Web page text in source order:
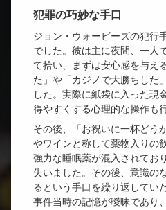
犯罪の巧妙な手口
ジョン・ウォービーズの犯行
でした。彼は主に夜間、一人
て拾い、まずは安心感を与え
た」や「カジノで大勝ちした
した。実際に紙袋に入った現
得やすくする心理的な操作も
その後、「お祝いに一杯どう
やワインと称して薬物入りの
強力な睡眠薬が混入されてお
失いました。その後、意識の
るという手口を繰り返してい
事件当時の記憶が曖昧であり